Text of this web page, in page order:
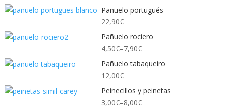
Pañuelo portugués
22,90€
Pañuelo rociero
4,50€–7,90€
Pañuelo tabaqueiro
12,00€
Peinecillos y peinetas
3,00€–8,00€